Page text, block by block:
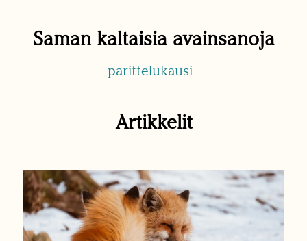
Saman kaltaisia avainsanoja
parittelukausi
Artikkelit